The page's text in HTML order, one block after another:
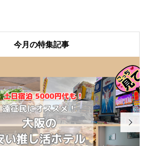
今月の特集記事
